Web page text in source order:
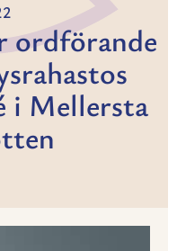
ordförande
i Mellersta